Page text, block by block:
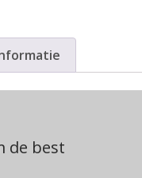
de best